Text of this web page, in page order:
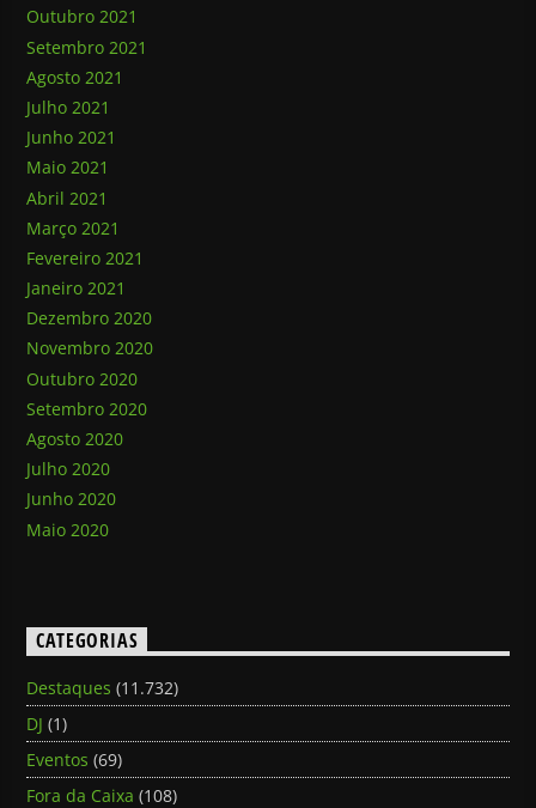
Outubro 2021
Setembro 2021
Agosto 2021
Julho 2021
Junho 2021
Maio 2021
Abril 2021
Março 2021
Fevereiro 2021
Janeiro 2021
Dezembro 2020
Novembro 2020
Outubro 2020
Setembro 2020
Agosto 2020
Julho 2020
Junho 2020
Maio 2020
CATEGORIAS
Destaques (11.732)
DJ (1)
Eventos (69)
Fora da Caixa (108)